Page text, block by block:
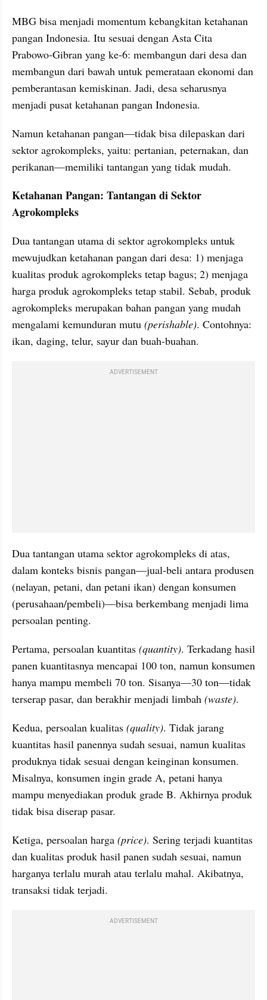
MBG bisa menjadi momentum kebangkitan ketahanan
pangan Indonesia. Itu sesuai dengan Asta Cita
Prabowo-Gibran yang ke-6: membangun dari desa dan
membangun dari bawah untuk pemerataan ekonomi dan
pemberantasan kemiskinan. Jadi, desa seharusnya
menjadi pusat ketahanan pangan Indonesia.
Namun ketahanan pangan—tidak bisa dilepaskan dari
sektor agrokompleks, yaitu: pertanian, peternakan, dan
perikanan—memiliki tantangan yang tidak mudah.
Ketahanan Pangan: Tantangan di Sektor
Agrokompleks
Dua tantangan utama di sektor agrokompleks untuk
mewujudkan ketahanan pangan dari desa: 1) menjaga
kualitas produk agrokompleks tetap bagus; 2) menjaga
harga produk agrokompleks tetap stabil. Sebab, produk
agrokompleks merupakan bahan pangan yang mudah
mengalami kemunduran mutu (perishable). Contohnya:
ikan, daging, telur, sayur dan buah-buahan.
ADVERTISEMENT
Dua tantangan utama sektor agrokompleks di atas,
dalam konteks bisnis pangan—jual-beli antara produsen
(nelayan, petani, dan petani ikan) dengan konsumen
(perusahaan/pembeli)—bisa berkembang menjadi lima
persoalan penting.
Pertama, persoalan kuantitas (quantity). Terkadang hasil
panen kuantitasnya mencapai 100 ton, namun konsumen
hanya mampu membeli 70 ton. Sisanya—30 ton—tidak
terserap pasar, dan berakhir menjadi limbah (waste).
Kedua, persoalan kualitas (quality). Tidak jarang
kuantitas hasil panennya sudah sesuai, namun kualitas
produknya tidak sesuai dengan keinginan konsumen.
Misalnya, konsumen ingin grade A, petani hanya
mampu menyediakan produk grade B. Akhirnya produk
tidak bisa diserap pasar.
Ketiga, persoalan harga (price). Sering terjadi kuantitas
dan kualitas produk hasil panen sudah sesuai, namun
harganya terlalu murah atau terlalu mahal. Akibatnya,
transaksi tidak terjadi.
ADVERTISEMENT